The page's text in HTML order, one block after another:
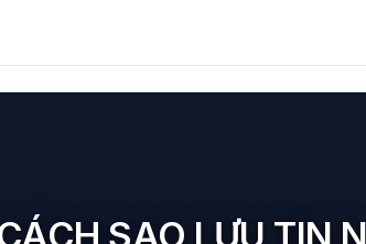
SAO LƯU TIN